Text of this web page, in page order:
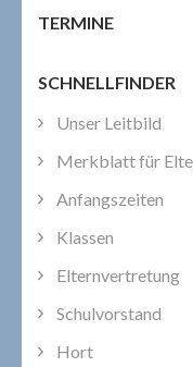
TERMINE
SCHNELLFINDER
Unser Leitbild
Merkblatt für
Anfangszeiten
Klassen
Elternvertretung
Schulvorstand
Hort